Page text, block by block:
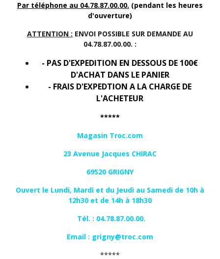
Par téléphone au 04.78.87.00.00. (pendant les heures
d'ouverture)
ATTENTION : ENVOI POSSIBLE SUR DEMANDE AU
04.78.87.00.00. :
- PAS D'EXPEDITION EN DESSOUS DE 100€
D'ACHAT DANS LE PANIER
- FRAIS D'EXPEDTION A LA CHARGE DE
L'ACHETEUR
*****
Magasin Troc.com
23 Avenue Jacques CHIRAC
69520 GRIGNY
Ouvert le Lundi, Mardi et du Jeudi au Samedi de 10h à
12h30 et de 14h à 18h30
Tél. : 04.78.87.00.00.
Email : grigny@troc.com
*****